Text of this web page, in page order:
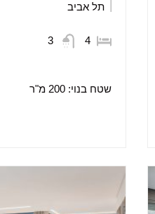
תל אביב
4
3
שטח בנוי: 200 מ"ר